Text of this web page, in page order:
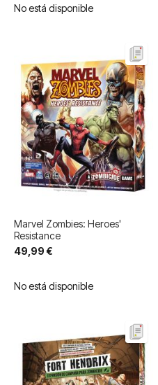
No está disponible
Marvel Zombies: Heroes'
Resistance
49,99 €
No está disponible